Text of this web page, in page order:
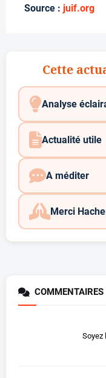
Source : juif.org
Cette
Analyse
Actualité utile
A méditer
Merci
COMMENTAIRES
Soyez